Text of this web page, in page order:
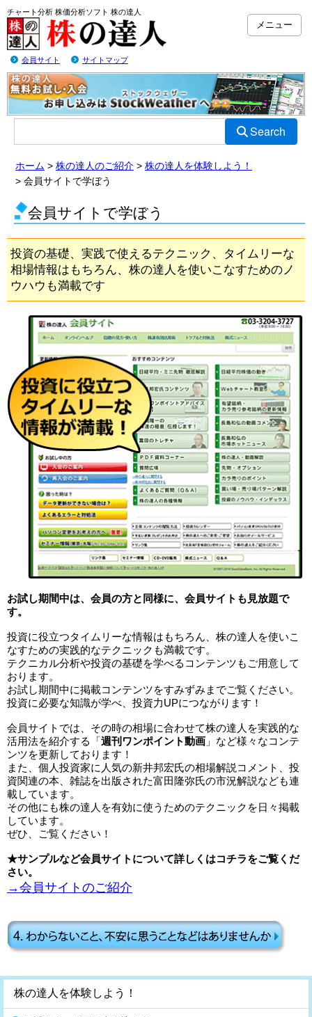
チャート分析 株価分析ソフト 株の達人
会員サイト サイトマップ
Search
メニュー
ホーム 株の達人のご紹介
株の達人を体験しよう！
会員サイトで学ぼう
会員サイトで学ぼう
投資の基礎、実践で使えるテクニック、タイムリーな
相場情報はもちろん、株の達人を使いこなすためのノ
ウハウも満載です
お試し期間中は、会員の方と同様に、会員サイトも見放題で
す。
投資に役立つタイムリーな情報はもちろん、株の達人を使いこ
なすための実践的なテクニックも満載です。
テクニカル分析や投資の基礎を学べるコンテンツもご用意して
おります。
お試し期間中に掲載コンテンツをすみずみまでご覧ください。
投資に必要な知識が学べ、投資力UPにつながります！
会員サイトでは、その時の相場に合わせて株の達人を実践的な
活用法を紹介する「週刊ワンポイント動画 」など様々なコンテ
ンツを更新しております！
また、個人投資家に人気の新井邦宏氏の相場解説コメント、投
資関連の本、雑誌を出版された富田隆弥氏の市況解説なども連
載しています。
その他にも株の達人を有効に使うためのテクニックを日々掲載
しています。
ぜひ、ご覧ください！
★サンプルなど会員サイトについて詳しくはコチラをご覧くだ
さい。
→会員サイトのご紹介
株の達人を体験しよう！